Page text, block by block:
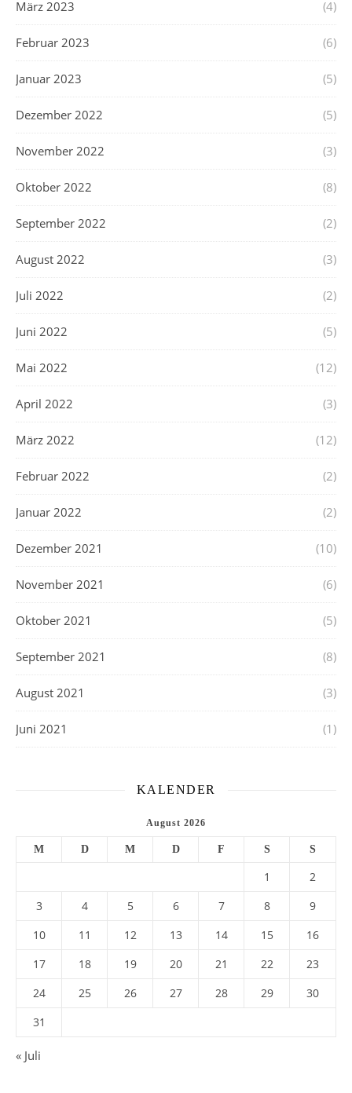
März 2023 (4)
Februar 2023 (6)
Januar 2023 (5)
Dezember 2022 (5)
November 2022 (3)
Oktober 2022 (8)
September 2022 (2)
August 2022 (3)
Juli 2022 (2)
Juni 2022 (5)
Mai 2022 (12)
April 2022 (3)
März 2022 (12)
Februar 2022 (2)
Januar 2022 (2)
Dezember 2021 (10)
November 2021 (6)
Oktober 2021 (5)
September 2021 (8)
August 2021 (3)
Juni 2021 (1)
KALENDER
August 2026
M D M D F S S
1
2
3
4 5 6 7 8
9
10
11 12 13 14 15
16
17
18 19 20 21 22
23
24
25 26 27 28 29
30
31
« Juli